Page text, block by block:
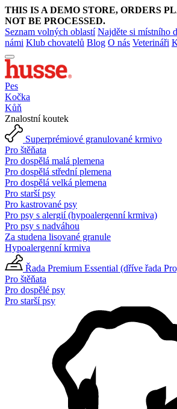
THIS IS A DEMO STORE, ORDERS
NOT BE PROCESSED.
Seznam volných oblastí Najděte si místního
námi Klub chovatelů Blog O nás Veterináři
Pes
Kočka
Kůň
Znalostní koutek
Superprémiové granulované krmivo
Pro štěňata
Pro dospělá malá plemena
Pro dospělá střední plemena
Pro dospělá velká plemena
Pro starší psy
Pro kastrované psy
Pro psy s alergií (hypoalergenní krmiva)
Pro psy s nadváhou
Za studena lisované granule
Hypoalergenní krmiva
Řada Premium Essential (dříve řada
Pro štěňata
Pro dospělé psy
Pro starší psy